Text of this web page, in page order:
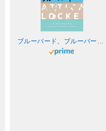
ブルーバード、ブルーバード (ハヤカワ・ポケット・ミステリ)